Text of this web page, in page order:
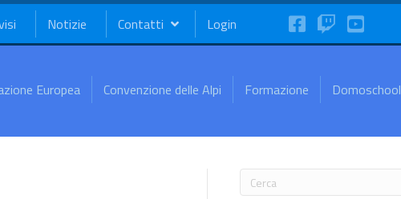
Notizie Contatti Login FaceBookTwitchYouTube
Europea Convenzione delle Alpi Formazione Domoschool